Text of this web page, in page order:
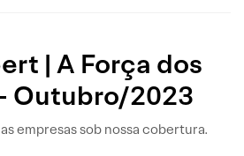
| A Força dos
Outubro/2023
empresas sob nossa cobertura.